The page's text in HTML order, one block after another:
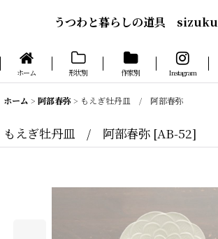
うつわと暮らしの道具 sizuku
ホーム 形状別 作家別 Instagram
ホーム > 阿部春弥> もえぎ牡丹皿 / 阿部春弥
もえぎ牡丹皿 / 阿部春弥 [AB-52]